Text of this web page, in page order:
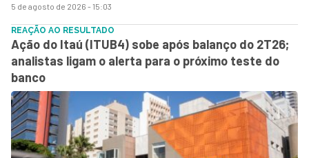
5 de agosto de 2026 - 15:03
REAÇÃO AO RESULTADO
Ação do Itaú (ITUB4) sobe após balanço do 2T26;
analistas ligam o alerta para o próximo teste do
banco